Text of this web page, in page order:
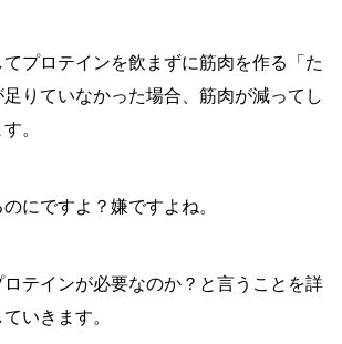
プロテインを飲まずに筋肉を作る「た
りていなかった場合、筋肉が減ってし
。
にですよ？嫌ですよね。
テインが必要なのか？と言うことを詳
いきます。